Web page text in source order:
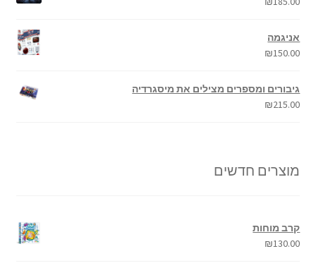
אניגמה
₪150.00
גיבורים ומספרים מצילים את מיסגרדיה
₪215.00
מוצרים חדשים
קרב מוחות
₪130.00